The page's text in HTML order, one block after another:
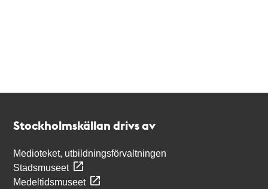
Stockholmskällan drivs av
Medioteket, utbildningsförvaltningen
Stadsmuseet
Medeltidsmuseet